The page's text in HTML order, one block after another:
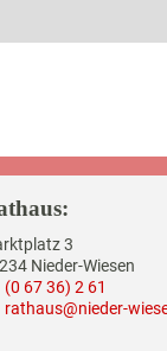
3
Nieder-Wiesen
(0 67 36) 2 61
r th s n d r-w s